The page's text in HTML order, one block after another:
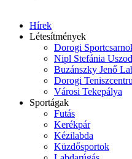
Hírek
Létesítmények
Dorogi
Nipl Stefánia
Buzánszky Jenő
Dorogi
Városi Tekepálya
Sportágak
Futás
Kerékpár
Kézilabda
Küzdősportok